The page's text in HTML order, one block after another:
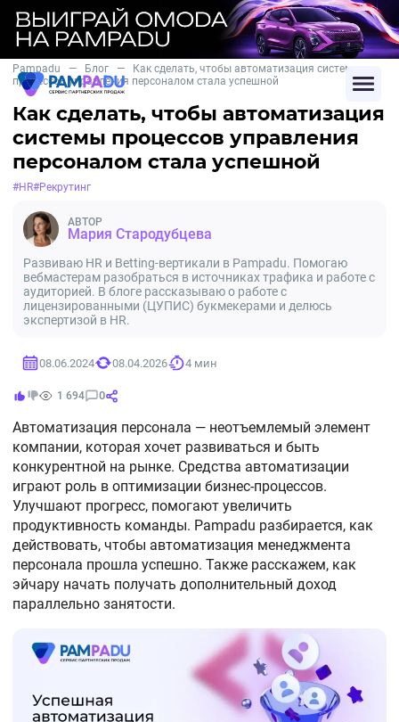
Pampadu — Блог —
Как сделать, чтобы автоматизация системы
процессов управления персоналом стала успешной
Как сделать, чтобы автоматизация
системы процессов управления
персоналом стала успешной
#HR#Рекрутинг
АВТОР
Мария Стародубцева
Развиваю HR и Betting-вертикали в Pampadu. Помогаю
вебмастерам разобраться в источниках трафика и работе с
аудиторией. В блоге рассказываю о работе с
лицензированными (ЦУПИС) букмекерами и делюсь
экспертизой в HR.
08.06.2024 08.04.2026 4 мин
1 694 0
Автоматизация персонала — неотъемлемый элемент
компании, которая хочет развиваться и быть
конкурентной на рынке. Средства автоматизации
играют роль в оптимизации бизнес-процессов.
Улучшают прогресс, помогают увеличить
продуктивность команды. Pampadu разбирается, как
действовать, чтобы автоматизация менеджмента
персонала прошла успешно. Также расскажем, как
эйчару начать получать дополнительный доход
параллельно занятости.